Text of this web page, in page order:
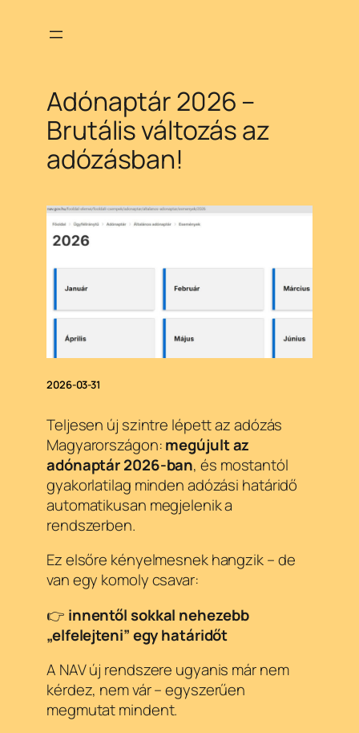
Adónaptár 2026 –
Brutális változás az
adózásban!
2026-03-31
Teljesen új szintre lépett az adózás
Magyarországon:megújult az
adónaptár 2026-ban, és mostantól
gyakorlatilag minden adózási határidő
automatikusan megjelenik a
rendszerben.
Ez elsőre kényelmesnek hangzik – de
van egy komoly csavar:
👉 innentől sokkal nehezebb
„elfelejteni” egy határidőt
A NAV új rendszere ugyanis már nem
kérdez, nem vár – egyszerűen
megmutat mindent.